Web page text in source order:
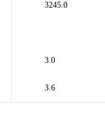
3245.0
3.0
3.6